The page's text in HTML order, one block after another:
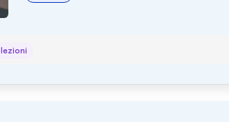
lezioni